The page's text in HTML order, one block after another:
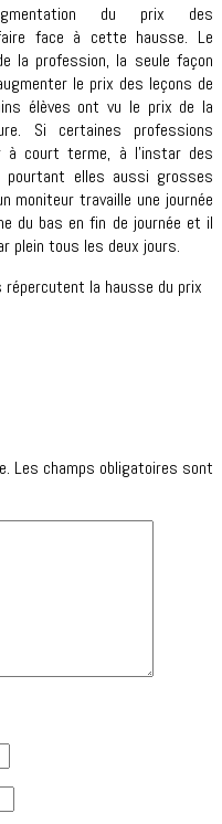
du prix des
face à cette hausse. Le
la profession, la seule façon
le prix des leçons de
élèves ont vu le prix de la
Si certaines professions
à court terme, à l’instar des
pourtant elles aussi grosses
moniteur travaille une journée
du bas en fin de journée et il
plein tous les deux jours.
la hausse du prix
Les champs obligatoires sont